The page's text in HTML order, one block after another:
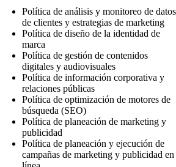
Política de análisis y monitoreo de datos
de clientes y estrategias de marketing
Política de diseño de la identidad de
marca
Política de gestión de contenidos
digitales y audiovisuales
Política de información corporativa y
relaciones públicas
Política de optimización de motores de
búsqueda (SEO)
Política de planeación de marketing y
publicidad
Política de planeación y ejecución de
campañas de marketing y publicidad en